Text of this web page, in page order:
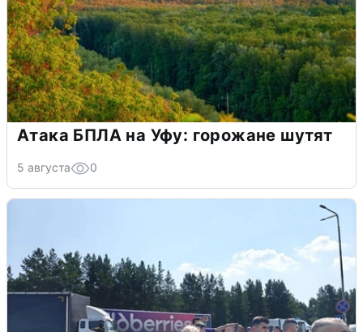
Атака БПЛА на Уфу: горожане шутят
5 августа 0